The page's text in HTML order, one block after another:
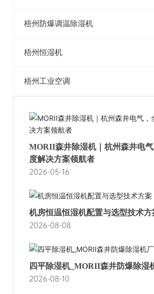
梧州防爆调温除湿机
梧州恒湿机
梧州工业空调
MORII森井除湿机｜杭州森井电
度解决方案领航者
2026-05-16
机房恒温恒湿机配置与选型技术方
2026-08-08
四平除湿机_MORII森井防爆除湿
2026-08-10